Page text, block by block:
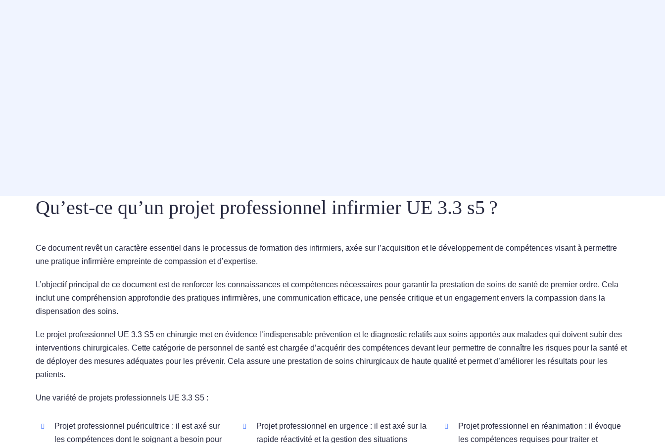
Qu’est-ce qu’un projet professionnel infirmier UE 3.3 s5 ?
Ce document revêt un caractère essentiel dans le processus de formation des infirmiers, axée sur l’acquisition et le développement de compétences visant à permettre
une pratique infirmière empreinte de compassion et d’expertise.
L’objectif principal de ce document est de renforcer les connaissances et compétences nécessaires pour garantir la prestation de soins de santé de premier ordre. Cela
inclut une compréhension approfondie des pratiques infirmières, une communication efficace, une pensée critique et un engagement envers la compassion dans la
dispensation des soins.
Le projet professionnel UE 3.3 S5 en chirurgie met en évidence l’indispensable prévention et le diagnostic relatifs aux soins apportés aux malades qui doivent subir des
interventions chirurgicales. Cette catégorie de personnel de santé est chargée d’acquérir des compétences devant leur permettre de connaître les risques pour la santé et
de déployer des mesures adéquates pour les prévenir. Cela assure une prestation de soins chirurgicaux de haute qualité et permet d’améliorer les résultats pour les
patients.
Une variété de projets professionnels UE 3.3 S5 :
Projet professionnel puéricultrice : il est axé sur
les compétences dont le soignant a besoin pour
Projet professionnel en urgence : il est axé sur la
rapide réactivité et la gestion des situations
Projet professionnel en réanimation : il évoque
les compétences requises pour traiter et